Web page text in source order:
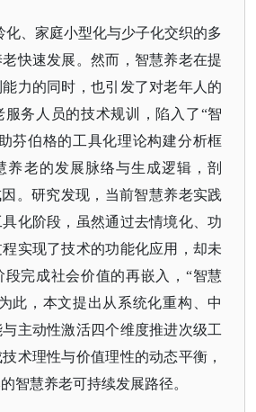
化、家庭小型化与少子化交织的多
快速发展。然而，智慧养老在提
力的同时，也引发了对老年人的
务人员的技术规训，陷入了“智
芬伯格的工具化理论构建分析框
养老的发展脉络与生成逻辑，剖
。研究发现，当前智慧养老实践
化阶段，虽然通过去情境化、功
实现了技术的功能化应用，却未
完成社会价值的再嵌入，“智慧
此，本文提出从系统化重构、中
主动性激活四个维度推进次级工
术理性与价值理性的动态平衡，
智慧养老可持续发展路径。